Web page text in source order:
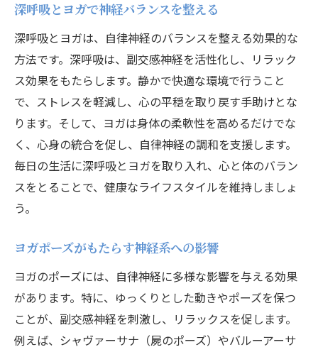
深呼吸とヨガで神経バランスを整える
深呼吸とヨガは、自律神経のバランスを整える効果的な
方法です。深呼吸は、副交感神経を活性化し、リラック
ス効果をもたらします。静かで快適な環境で行うこと
で、ストレスを軽減し、心の平穏を取り戻す手助けとな
ります。そして、ヨガは身体の柔軟性を高めるだけでな
く、心身の統合を促し、自律神経の調和を支援します。
毎日の生活に深呼吸とヨガを取り入れ、心と体のバラン
スをとることで、健康なライフスタイルを維持しましょ
う。
ヨガポーズがもたらす神経系への影響
ヨガのポーズには、自律神経に多様な影響を与える効果
があります。特に、ゆっくりとした動きやポーズを保つ
ことが、副交感神経を刺激し、リラックスを促します。
例えば、シャヴァーサナ（屍のポーズ）やバルーアーサ